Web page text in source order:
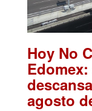
Hoy No
agosto